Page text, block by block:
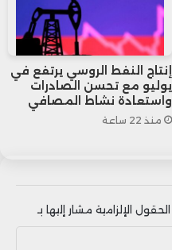
إنتاج النفط الروسي يرتفع في
يوليو مع تحسن الصادرات
واستعادة نشاط المصافي
منذ 22 ساعة
الحقول الإلزامية مشار إليها بـ